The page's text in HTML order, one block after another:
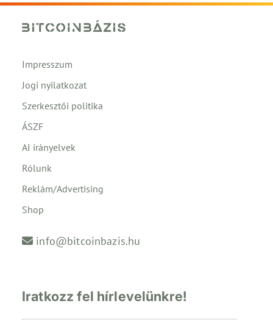
Impresszum
Jogi nyilatkozat
Szerkesztői politika
ÁSZF
AI irányelvek
Rólunk
Reklám/Advertising
Shop
info@bitcoinbazis.hu
Iratkozz fel hírlevelünkre!